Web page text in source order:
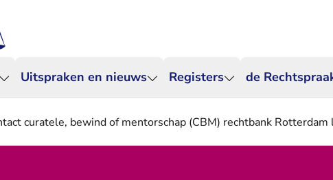
Uitspraken en nieuws Registers de
curatele, bewind of mentorschap (CBM) rechtbank